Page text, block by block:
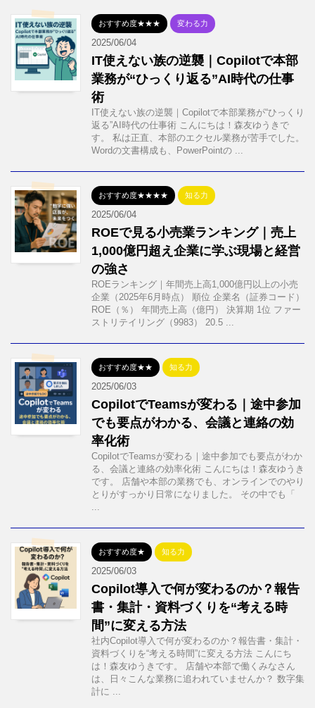
おすすめ度★★★ 変わる力
2025/06/04
IT使えない族の逆襲｜Copilotで本部
業務が“ひっくり返る”AI時代の仕事
術
IT使えない族の逆襲｜Copilotで本部業務が“ひっくり
返る”AI時代の仕事術 こんにちは！森友ゆうきで
す。 私は正直、本部のエクセル業務が苦手でした。
Wordの文書構成も、PowerPointの ...
おすすめ度★★★★ 知る力
2025/06/04
ROEで見る小売業ランキング｜売上
1,000億円超え企業に学ぶ現場と経営
の強さ
ROEランキング｜年間売上高1,000億円以上の小売
企業（2025年6月時点） 順位 企業名（証券コード）
ROE（％） 年間売上高（億円） 決算期 1位 ファー
ストリテイリング（9983） 20.5 ...
おすすめ度★★ 知る力
2025/06/03
CopilotでTeamsが変わる｜途中参加
でも要点がわかる、会議と連絡の効
率化術
CopilotでTeamsが変わる｜途中参加でも要点がわか
る、会議と連絡の効率化術 こんにちは！森友ゆうき
です。 店舗や本部の業務でも、オンラインでのやり
とりがすっかり日常になりました。 その中でも「
...
おすすめ度★ 知る力
2025/06/03
Copilot導入で何が変わるのか？報告
書・集計・資料づくりを“考える時
間”に変える方法
社内Copilot導入で何が変わるのか？報告書・集計・
資料づくりを“考える時間”に変える方法 こんにち
は！森友ゆうきです。 店舗や本部で働くみなさん
は、日々こんな業務に追われていませんか？ 数字集
計に ...